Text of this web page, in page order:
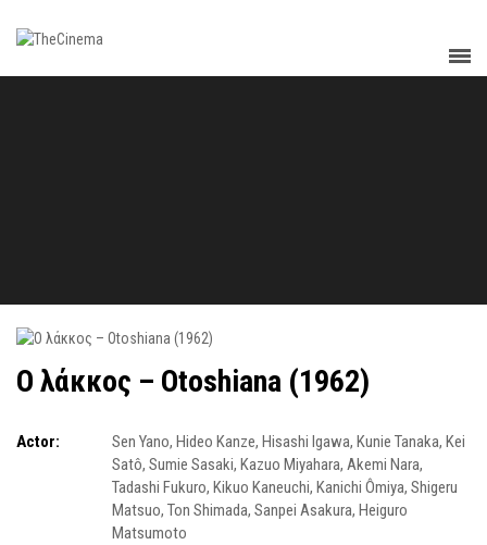
Ο λάκκος – Otoshiana (1962)
Actor: Sen Yano, Hideo Kanze, Hisashi Igawa, Kunie Tanaka, Kei
Satô, Sumie Sasaki, Kazuo Miyahara, Akemi Nara,
Tadashi Fukuro, Kikuo Kaneuchi, Kanichi Ômiya, Shigeru
Matsuo, Ton Shimada, Sanpei Asakura, Heiguro
Matsumoto